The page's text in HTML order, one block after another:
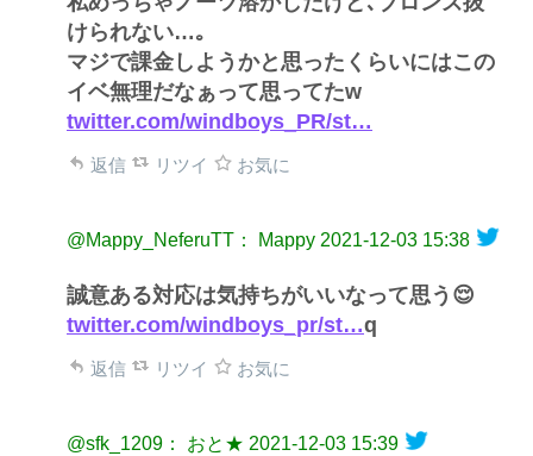
けられない…｡
マジで課金しようかと思ったくらいにはこの
イベ無理だなぁって思ってたw
twitter.com/windboys_PR/st…
返信 リツイ お気に
@Mappy_NeferuTT： Mappy 2021-12-03 15:38
誠意ある対応は気持ちがいいなって思う😌
twitter.com/windboys_pr/st…q
返信 リツイ お気に
@sfk_1209： おと★ 2021-12-03 15:39